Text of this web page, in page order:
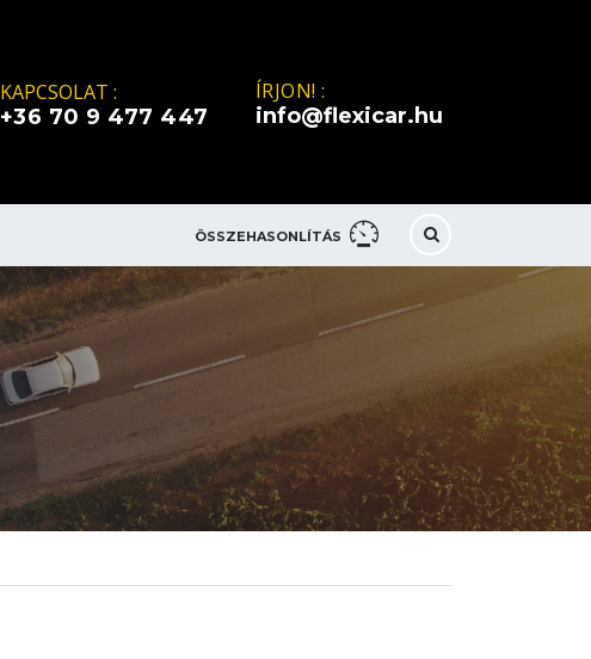
ÍRJON! :
info@flexicar.hu
KAPCSOLAT :
+36 70 9 477 447
ÖSSZEHASONLÍTÁS